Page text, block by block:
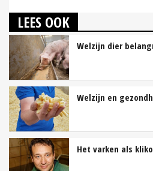
LEES OOK
Welzijn dier
Welzijn en
Het varken als kliko